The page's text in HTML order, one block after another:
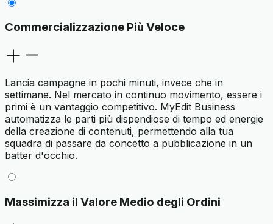
Commercializzazione Più Veloce
Lancia campagne in pochi minuti, invece che in
settimane. Nel mercato in continuo movimento, essere i
primi è un vantaggio competitivo. MyEdit Business
automatizza le parti più dispendiose di tempo ed energie
della creazione di contenuti, permettendo alla tua
squadra di passare da concetto a pubblicazione in un
batter d'occhio.
Massimizza il Valore Medio degli Ordini